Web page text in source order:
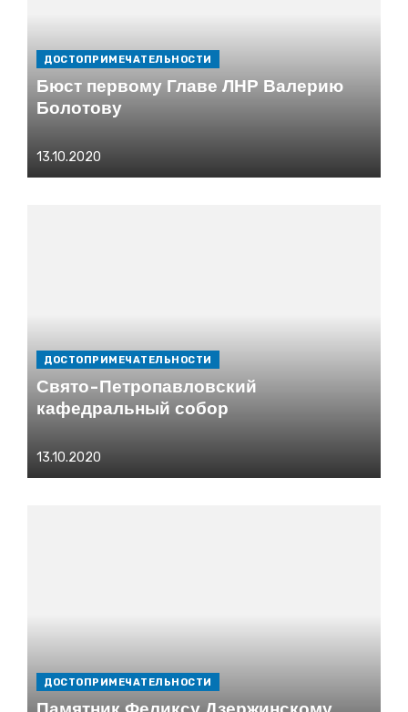
ДОСТОПРИМЕЧАТЕЛЬНОСТИ
Бюст первому Главе ЛНР Валерию
Болотову
Опубликовано
на
13.10.2020
ДОСТОПРИМЕЧАТЕЛЬНОСТИ
Свято-Петропавловский
кафедральный собор
Опубликовано
на
13.10.2020
ДОСТОПРИМЕЧАТЕЛЬНОСТИ